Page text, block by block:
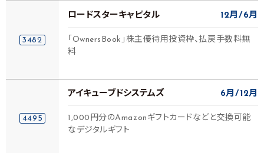
3482
ロードスターキャピタル 12月 6月
「OwnersBook」株主優待用投資枠、払戻手数料無
料
4495
アイキューブドシステムズ 6月 12月
1,000円分のAmazonギフトカードなどと交換可能
なデジタルギフト